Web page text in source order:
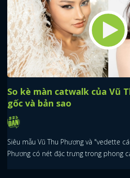
So kè màn catwalk của Vũ
gốc và bản sao
Siêu mẫu Vũ Thu Phương và "vedette
Phương có nét đặc trưng trong phong